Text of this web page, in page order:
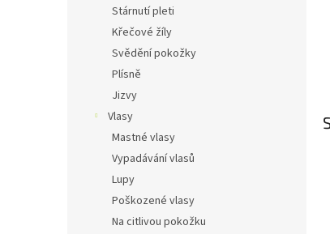
Stárnutí pleti
Křečové žíly
Svědění pokožky
Plísně
Jizvy
Vlasy
Mastné vlasy
Vypadávání vlasů
Lupy
Poškozené vlasy
Na citlivou pokožku